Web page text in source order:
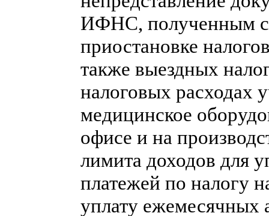
ИФНС, полученным с
приостановке
также выездных
налоговых расходах
медицинское
офисе и на
лимита доходов для
платежей по налогу
уплату ежемесячных